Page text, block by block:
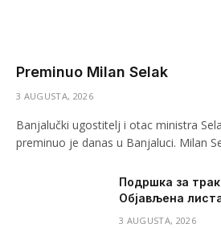
Preminuo Milan Selak
3 AUGUSTA, 2026
Banjalučki ugostitelj i otac ministra
preminuo je danas u Banjaluci. Milan
Подршка за
Објављена
3 AUGUSTA, 2026